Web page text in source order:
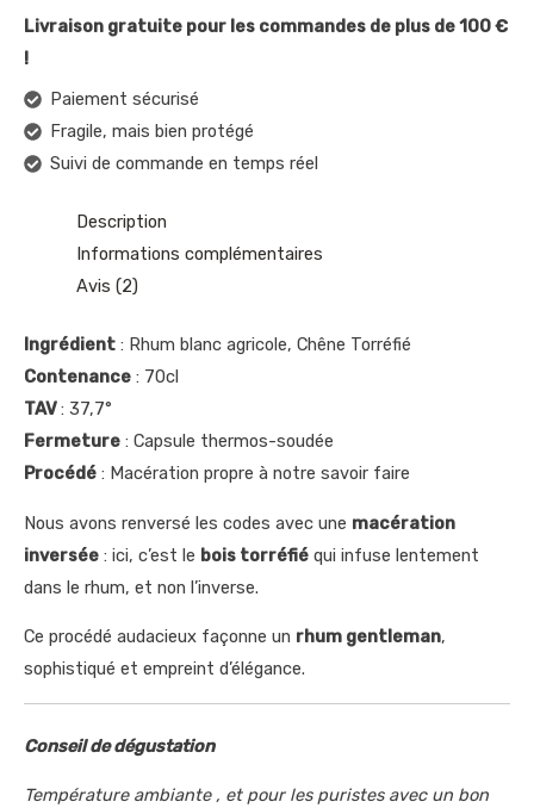
Livraison gratuite pour les commandes de plus de 100 €
!
Paiement sécurisé
Fragile, mais bien protégé
Suivi de commande en temps réel
Description
Informations complémentaires
Avis (2)
Ingrédient : Rhum blanc agricole, Chêne Torréfié
Contenance : 70cl
TAV: 37,7°
Fermeture : Capsule thermos-soudée
Procédé : Macération propre à notre savoir faire
Nous avons renversé les codes avec une macération
inversée : ici, c’est le bois torréfié qui infuse lentement
dans le rhum, et non l’inverse.
Ce procédé audacieux façonne un rhum gentleman,
sophistiqué et empreint d’élégance.
Conseil de dégustation
Température ambiante , et pour les puristes avec un bon